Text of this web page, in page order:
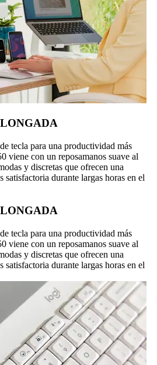
tecla para una productividad más
viene con un reposamanos suave al
y discretas que ofrecen una
satisfactoria durante largas horas en el
tecla para una productividad más
viene con un reposamanos suave al
y discretas que ofrecen una
satisfactoria durante largas horas en el